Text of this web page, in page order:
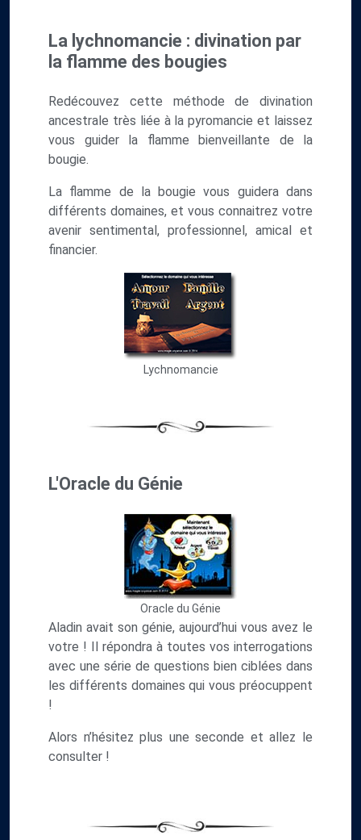
La lychnomancie : divination par
la flamme des bougies
Redécouvez cette méthode de divination
ancestrale très liée à la pyromancie et laissez
vous guider la flamme bienveillante de la
bougie.
La flamme de la bougie vous guidera dans
différents domaines, et vous connaitrez votre
avenir sentimental, professionnel, amical et
financier.
Lychnomancie
L'Oracle du Génie
Oracle du Génie
Aladin avait son génie, aujourd’hui vous avez le
votre ! Il répondra à toutes vos interrogations
avec une série de questions bien ciblées dans
les différents domaines qui vous préocuppent
!
Alors n’hésitez plus une seconde et allez le
consulter !